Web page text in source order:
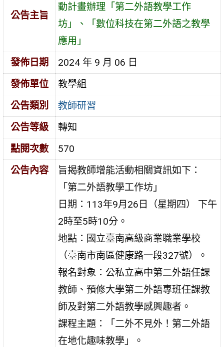
公告主旨
動計畫辦理「第二外語教學工作
坊」、「數位科技在第二外語之教學
應用」
發佈日期
2024 年 9 月 06 日
發佈單位
教學組
公告類別
教師研習
公告等級
轉知
點閱次數
570
公告內容
旨揭教師增能活動相關資訊如下：
「第二外語教學工作坊」
日期：113年9月26日（星期四） 下午
2時至5時10分。
地點：國立臺南高級商業職業學校
（臺南市南區健康路一段327號）。
報名對象：公私立高中第二外語任課
教師、預修大學第二外語專班任課教
師及對第二外語教學感興趣者。
課程主題：「二外不見外！第二外語
在地化趣味教學」。